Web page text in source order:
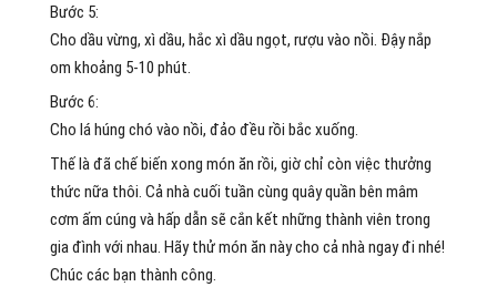
Bước 5:
Cho dầu vừng, xì dầu, hắc xì dầu ngọt, rượu vào nồi. Đậy nắp
om khoảng 5-10 phút.
Bước 6:
Cho lá húng chó vào nồi, đảo đều rồi bắc xuống.
Thế là đã chế biến xong món ăn rồi, giờ chỉ còn việc thưởng
thức nữa thôi. Cả nhà cuối tuần cùng quây quần bên mâm
cơm ấm cúng và hấp dẫn sẽ cắn kết những thành viên trong
gia đình với nhau. Hãy thử món ăn này cho cả nhà ngay đi nhé!
Chúc các bạn thành công.